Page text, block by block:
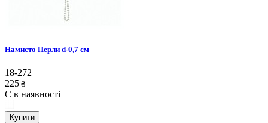
Намисто Перли d-0,7 см
18-272
225 ₴
Є в наявності
Купити